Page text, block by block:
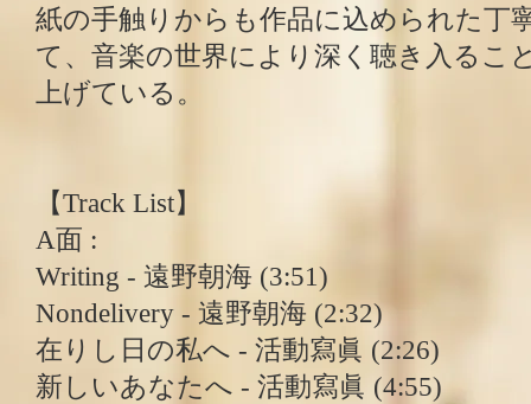
紙の手触りからも作品に込められた丁
て、音楽の世界により深く聴き入るこ
上げている。
【Track List】
A面 :
Writing - 遠野朝海 (3:51)
Nondelivery - 遠野朝海 (2:32)
在りし日の私へ - 活動寫眞 (2:26)
新しいあなたへ - 活動寫眞 (4:55)